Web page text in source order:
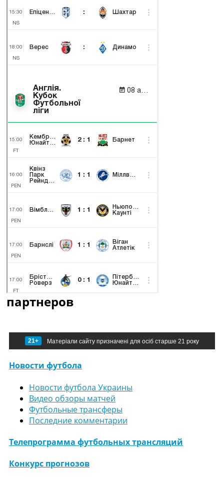
партнеров
21+ Матеріали сайту призначені для осіб старше 21 року
Новости футбола
Новости футбола Украины
Видео обзоры матчей
Футбольные трансферы
Последние комментарии
Телепрограмма футбольных трансляций
Конкурс прогнозов